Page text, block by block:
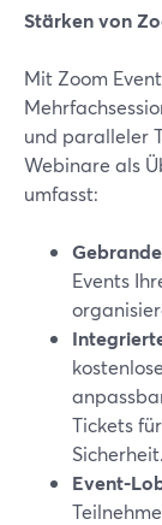
Stärken von
Mit Zoom
und paralleler
Webinare als
umfasst:
Events
Tickets
Event-